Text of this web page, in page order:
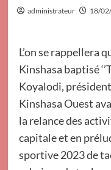
administrateur 18/
L’on se rappellera
Kinshasa baptisé
Koyalodi,
Kinshasa Ouest
la relance des
capitale et en
sportive 2023 de